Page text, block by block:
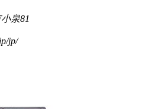
泉81
jp/